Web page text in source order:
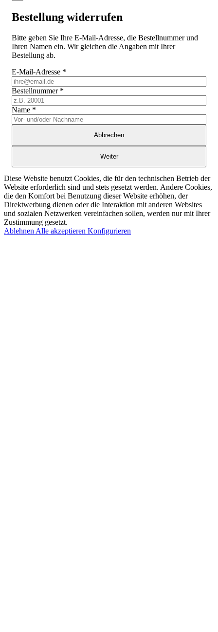
Bestellung widerrufen
Bitte geben Sie Ihre E-Mail-Adresse, die Bestellnummer und
Ihren Namen ein. Wir gleichen die Angaben mit Ihrer
Bestellung ab.
E-Mail-Adresse *
Bestellnummer *
Name *
Abbrechen
Weiter
Diese Website benutzt Cookies, die für den technischen Betrieb der
Website erforderlich sind und stets gesetzt werden. Andere Cookies,
die den Komfort bei Benutzung dieser Website erhöhen, der
Direktwerbung dienen oder die Interaktion mit anderen Websites
und sozialen Netzwerken vereinfachen sollen, werden nur mit Ihrer
Zustimmung gesetzt.
Ablehnen Alle akzeptieren Konfigurieren